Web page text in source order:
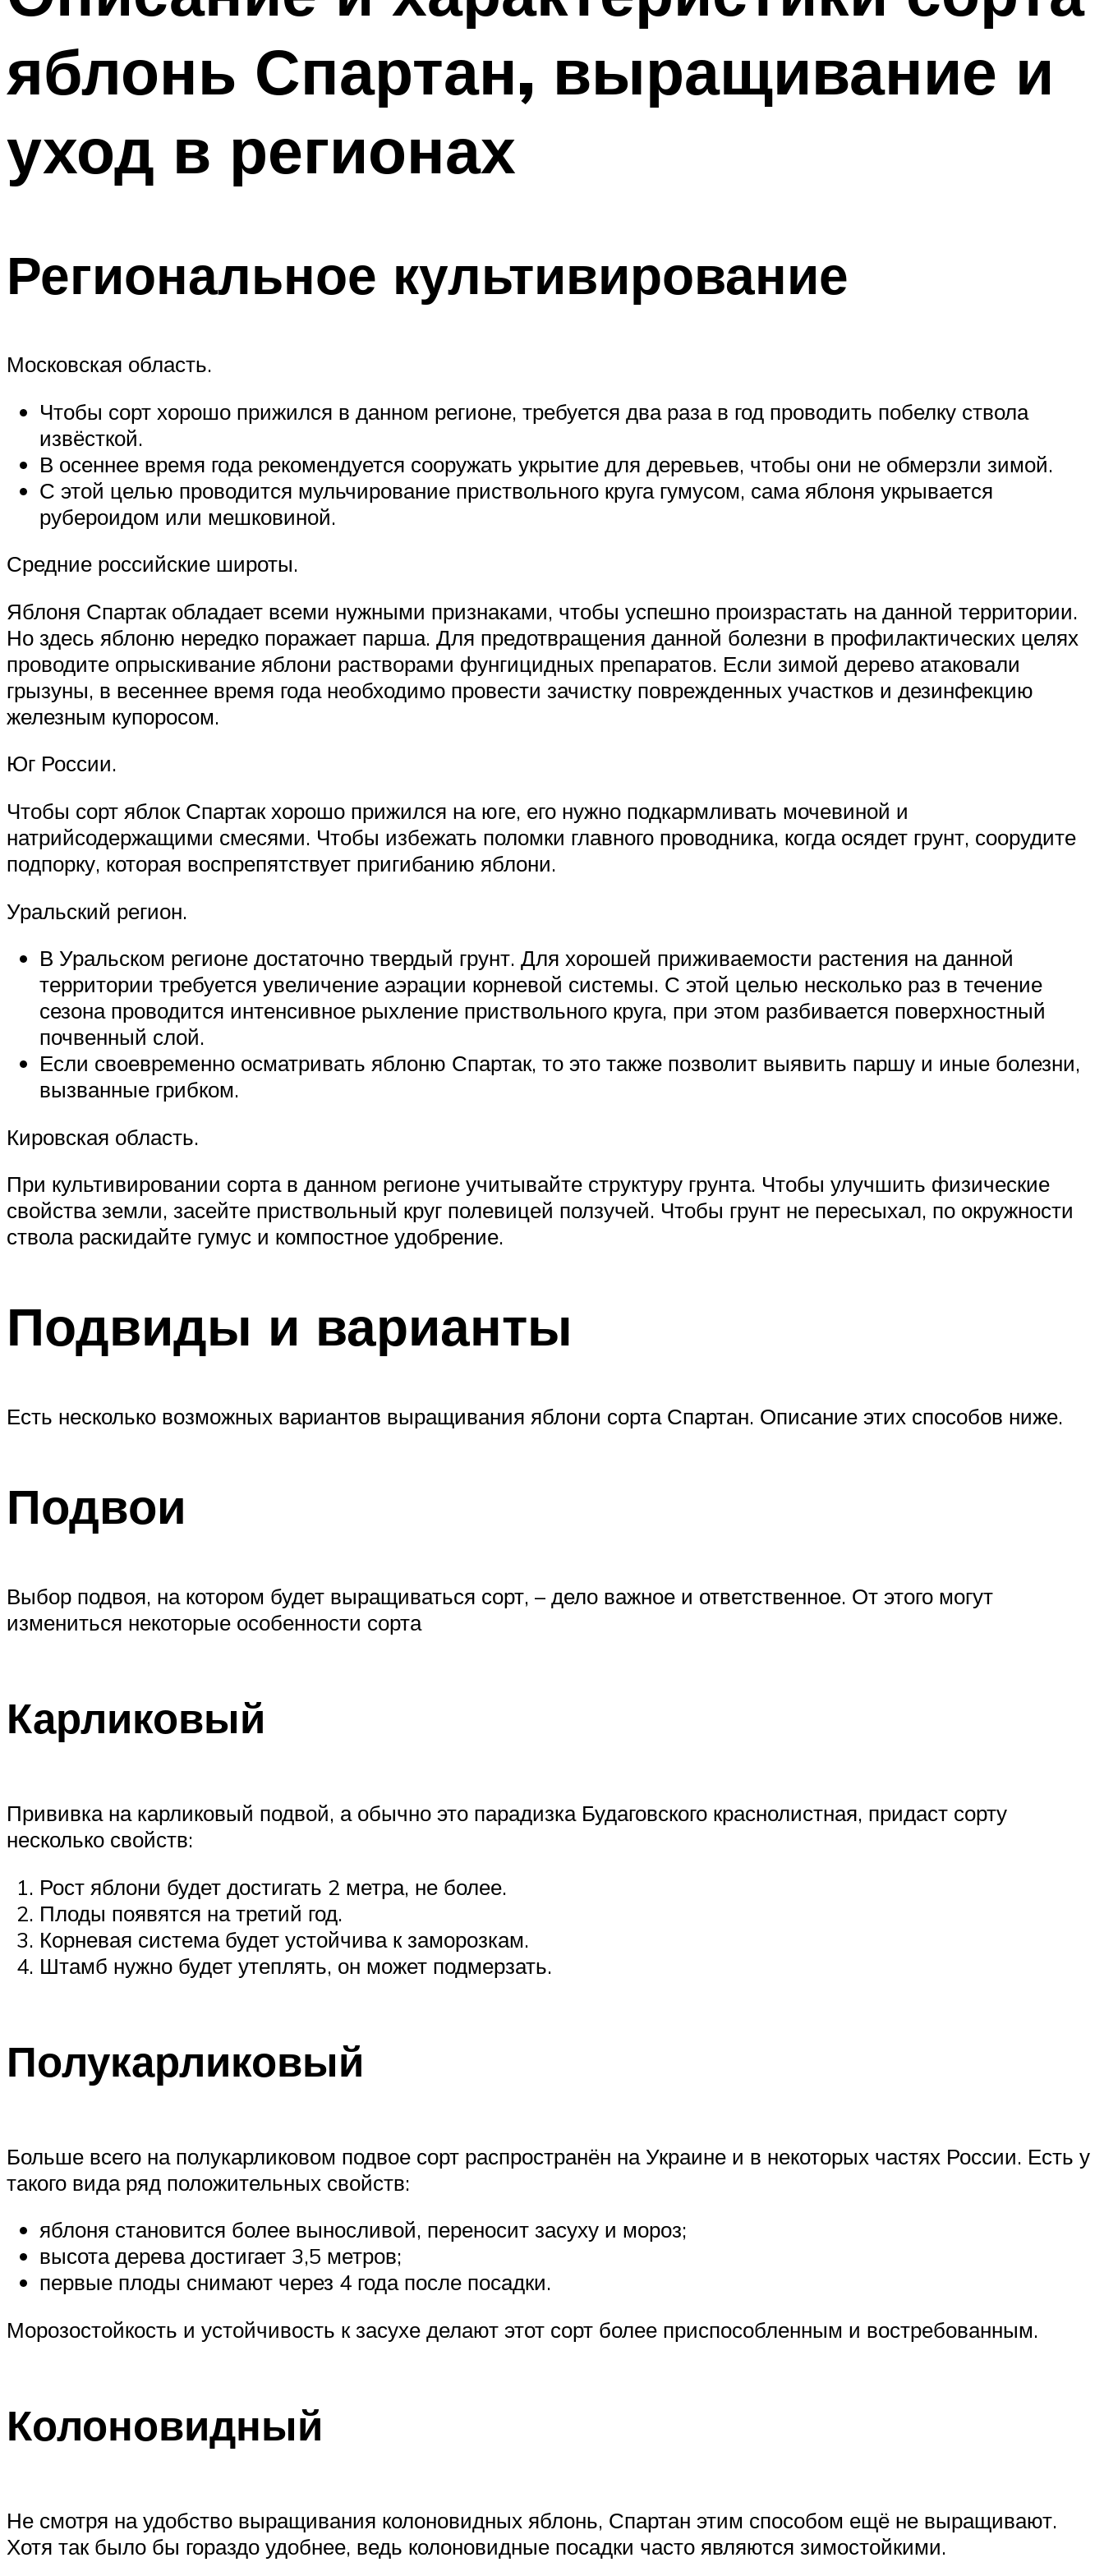
яблонь Спартан, выращивание и
уход в регионах
Региональное культивирование
Московская область.
Чтобы сорт хорошо прижился в данном регионе, требуется два раза в год проводить побелку ствола
извёсткой.
В осеннее время года рекомендуется сооружать укрытие для деревьев, чтобы они не обмерзли зимой.
С этой целью проводится мульчирование приствольного круга гумусом, сама яблоня укрывается
рубероидом или мешковиной.
Средние российские широты.
Яблоня Спартак обладает всеми нужными признаками, чтобы успешно произрастать на данной территории.
Но здесь яблоню нередко поражает парша. Для предотвращения данной болезни в профилактических целях
проводите опрыскивание яблони растворами фунгицидных препаратов. Если зимой дерево атаковали
грызуны, в весеннее время года необходимо провести зачистку поврежденных участков и дезинфекцию
железным купоросом.
Юг России.
Чтобы сорт яблок Спартак хорошо прижился на юге, его нужно подкармливать мочевиной и
натрийсодержащими смесями. Чтобы избежать поломки главного проводника, когда осядет грунт, соорудите
подпорку, которая воспрепятствует пригибанию яблони.
Уральский регион.
В Уральском регионе достаточно твердый грунт. Для хорошей приживаемости растения на данной
территории требуется увеличение аэрации корневой системы. С этой целью несколько раз в течение
сезона проводится интенсивное рыхление приствольного круга, при этом разбивается поверхностный
почвенный слой.
Если своевременно осматривать яблоню Спартак, то это также позволит выявить паршу и иные болезни,
вызванные грибком.
Кировская область.
При культивировании сорта в данном регионе учитывайте структуру грунта. Чтобы улучшить физические
свойства земли, засейте приствольный круг полевицей ползучей. Чтобы грунт не пересыхал, по окружности
ствола раскидайте гумус и компостное удобрение.
Подвиды и варианты
Есть несколько возможных вариантов выращивания яблони сорта Спартан. Описание этих способов ниже.
Подвои
Выбор подвоя, на котором будет выращиваться сорт, – дело важное и ответственное. От этого могут
измениться некоторые особенности сорта
Карликовый
Прививка на карликовый подвой, а обычно это парадизка Будаговского краснолистная, придаст сорту
несколько свойств:
Рост яблони будет достигать 2 метра, не более.
Плоды появятся на третий год.
Корневая система будет устойчива к заморозкам.
Штамб нужно будет утеплять, он может подмерзать.
Полукарликовый
Больше всего на полукарликовом подвое сорт распространён на Украине и в некоторых частях России. Есть у
такого вида ряд положительных свойств:
яблоня становится более выносливой, переносит засуху и мороз;
высота дерева достигает 3,5 метров;
первые плоды снимают через 4 года после посадки.
Морозостойкость и устойчивость к засухе делают этот сорт более приспособленным и востребованным.
Колоновидный
Не смотря на удобство выращивания колоновидных яблонь, Спартан этим способом ещё не выращивают.
Хотя так было бы гораздо удобнее, ведь колоновидные посадки часто являются зимостойкими.